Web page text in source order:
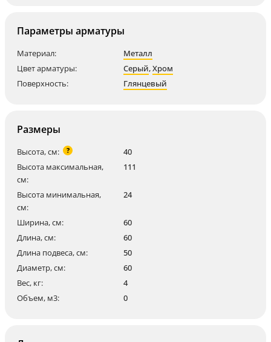
Параметры арматуры
Материал:
Металл
Цвет арматуры:
Серый,Хром
Поверхность:
Глянцевый
Размеры
Высота, см: ?
40
Высота максимальная,
см:
111
Высота минимальная,
см:
24
Ширина, см:
60
Длина, см:
60
Длина подвеса, см:
50
Диаметр, см:
60
Вес, кг:
4
Объем, м3:
0